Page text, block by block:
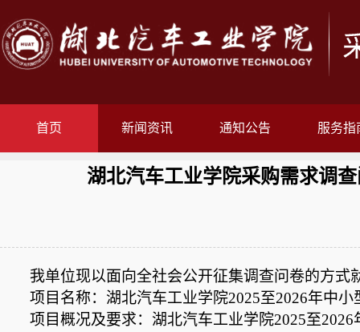
首页 新闻资讯 通知公告 服务指
湖北汽车工业学院采购需求调
我单位现以面向全社会公开征集调查问卷的方
项目名称：湖北汽车工业学院2025至2026年中
项目概况及要求： 湖北汽车工业学院2025至